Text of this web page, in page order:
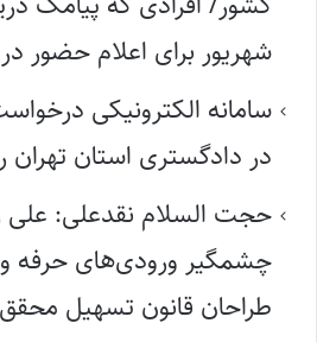
شهریور برای اعلام حضور
سامانه الکترونیکی
در دادگستری استان تهران
حجت السلام نقدعلی: علی
چشمگیر ورودی‌های حرفه
طراحان قانون تسهیل